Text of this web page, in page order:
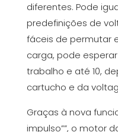
diferentes. Pode
predefinições de
fáceis de permutar
carga, pode
trabalho e até 10,
cartucho e da
Graças à nova
impulso””, o motor